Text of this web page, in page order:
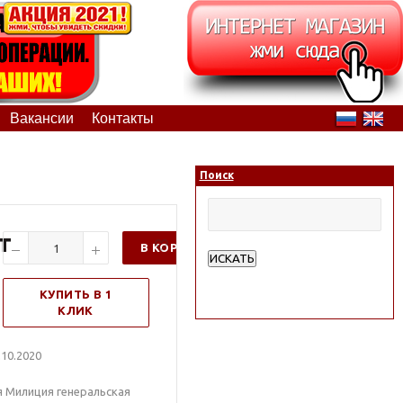
Вакансии Контакты
В КОРЗИНУ
КУПИТЬ В 1
КЛИК
генеральская
Поиск
ИСКАТЬ